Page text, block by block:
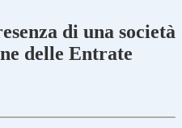
di una società
delle Entrate